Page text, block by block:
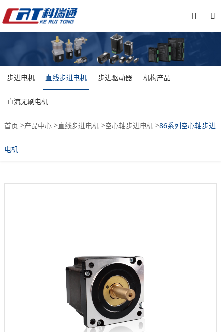


步进电机 直线步进电机 步进驱动器 机构产品
直流无刷电机
首页 >产品中心>直线步进电机>空心轴步进电机>86系列空心轴步进
电机